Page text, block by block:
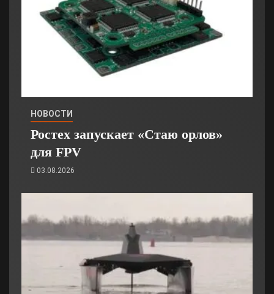
НОВОСТИ
Ростех запускает «Стаю орлов»
для FPV
03.08.2026